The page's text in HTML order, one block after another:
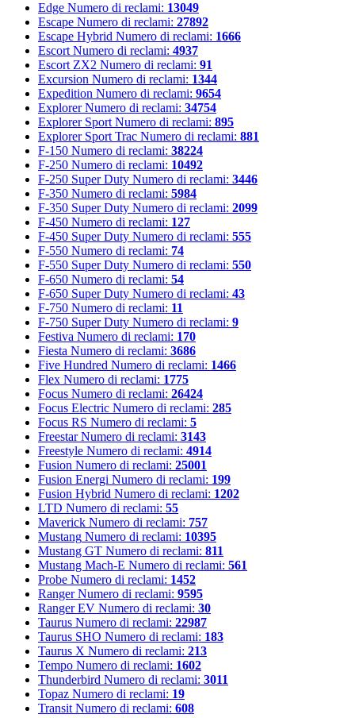
Edge Numero di reclami: 13049
Escape Numero di reclami: 27892
Escape Hybrid Numero di reclami: 1666
Escort Numero di reclami: 4937
Escort ZX2 Numero di reclami: 91
Excursion Numero di reclami: 1344
Expedition Numero di reclami: 9654
Explorer Numero di reclami: 34754
Explorer Sport Numero di reclami: 895
Explorer Sport Trac Numero di reclami: 881
F-150 Numero di reclami: 38224
F-250 Numero di reclami: 10492
F-250 Super Duty Numero di reclami: 3446
F-350 Numero di reclami: 5984
F-350 Super Duty Numero di reclami: 2099
F-450 Numero di reclami: 127
F-450 Super Duty Numero di reclami: 555
F-550 Numero di reclami: 74
F-550 Super Duty Numero di reclami: 550
F-650 Numero di reclami: 54
F-650 Super Duty Numero di reclami: 43
F-750 Numero di reclami: 11
F-750 Super Duty Numero di reclami: 9
Festiva Numero di reclami: 170
Fiesta Numero di reclami: 3686
Five Hundred Numero di reclami: 1466
Flex Numero di reclami: 1775
Focus Numero di reclami: 26424
Focus Electric Numero di reclami: 285
Focus RS Numero di reclami: 5
Freestar Numero di reclami: 3143
Freestyle Numero di reclami: 4914
Fusion Numero di reclami: 25001
Fusion Energi Numero di reclami: 199
Fusion Hybrid Numero di reclami: 1202
LTD Numero di reclami: 55
Maverick Numero di reclami: 757
Mustang Numero di reclami: 10395
Mustang GT Numero di reclami: 811
Mustang Mach-E Numero di reclami: 561
Probe Numero di reclami: 1452
Ranger Numero di reclami: 9595
Ranger EV Numero di reclami: 30
Taurus Numero di reclami: 22987
Taurus SHO Numero di reclami: 183
Taurus X Numero di reclami: 213
Tempo Numero di reclami: 1602
Thunderbird Numero di reclami: 3011
Topaz Numero di reclami: 19
Transit Numero di reclami: 608